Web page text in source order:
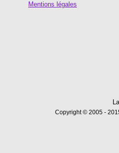
Mentions légales
Copyright © 2005 -